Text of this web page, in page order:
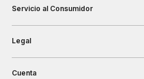
Servicio al Consumidor
Legal
Cuenta